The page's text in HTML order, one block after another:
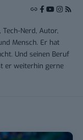
Nerd, Autor,
Mensch. Er hat
Und seinen Beruf
er weiterhin gerne